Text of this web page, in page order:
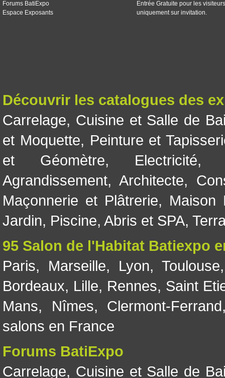
Forums BatiExpo
Espace Exposants
Entrée Gratuite pour les visiteurs
uniquement sur invitation.
Découvrir les catalogues des
Carrelage, Cuisine et Salle de
et Moquette, Peinture et
et Géomètre, Electricité
Agrandissement, Architecte,
Maçonnerie et Plâtrerie, Maison
Jardin, Piscine, Abris et SPA,
95 Salon de l'Habitat Batiexpo
Paris, Marseille, Lyon, Toulouse
Bordeaux, Lille, Rennes, Saint
Mans, Nîmes, Clermont-Ferrand
salons en France
Forums BatiExpo
Carrelage, Cuisine et Salle de